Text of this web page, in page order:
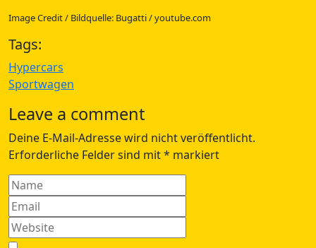
Image Credit / Bildquelle: Bugatti / youtube.com
Tags:
Hypercars
Sportwagen
Leave a comment
Deine E-Mail-Adresse wird nicht veröffentlicht.
Erforderliche Felder sind mit* markiert